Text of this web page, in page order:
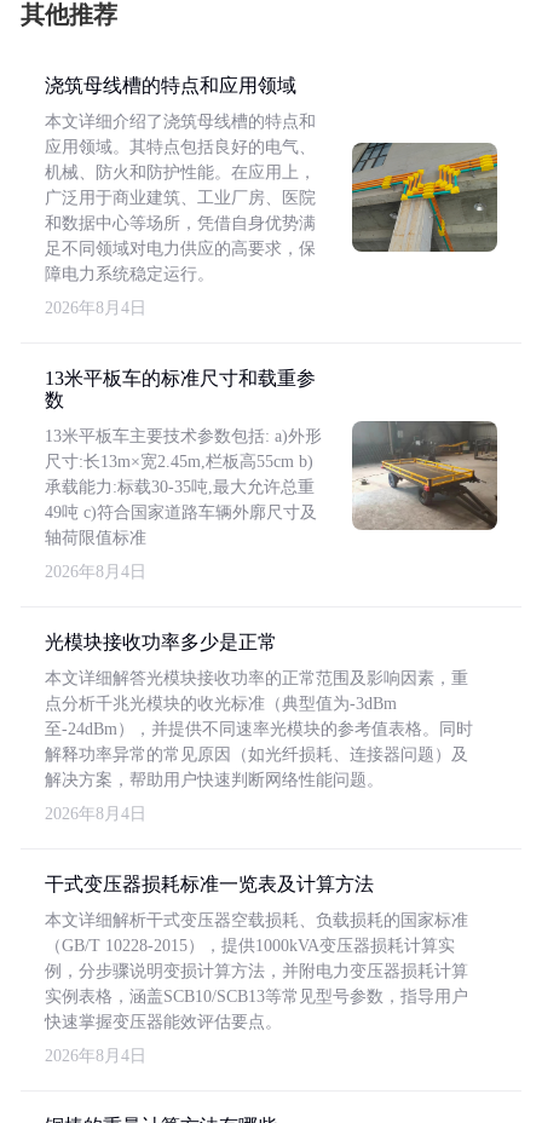
其他推荐
浇筑母线槽的特点和应用领域
本文详细介绍了浇筑母线槽的特点和
应用领域。其特点包括良好的电气、
机械、防火和防护性能。在应用上，
广泛用于商业建筑、工业厂房、医院
和数据中心等场所，凭借自身优势满
足不同领域对电力供应的高要求，保
障电力系统稳定运行。
2026年8月4日
13米平板车的标准尺寸和载重参
数
13米平板车主要技术参数包括: a)外形
尺寸:长13m×宽2.45m,栏板高55cm b)
承载能力:标载30-35吨,最大允许总重
49吨 c)符合国家道路车辆外廓尺寸及
轴荷限值标准
2026年8月4日
光模块接收功率多少是正常
本文详细解答光模块接收功率的正常范围及影响因素，重
点分析千兆光模块的收光标准（典型值为-3dBm
至-24dBm），并提供不同速率光模块的参考值表格。同时
解释功率异常的常见原因（如光纤损耗、连接器问题）及
解决方案，帮助用户快速判断网络性能问题。
2026年8月4日
干式变压器损耗标准一览表及计算方法
本文详细解析干式变压器空载损耗、负载损耗的国家标准
（GB/T 10228-2015），提供1000kVA变压器损耗计算实
例，分步骤说明变损计算方法，并附电力变压器损耗计算
实例表格，涵盖SCB10/SCB13等常见型号参数，指导用户
快速掌握变压器能效评估要点。
2026年8月4日